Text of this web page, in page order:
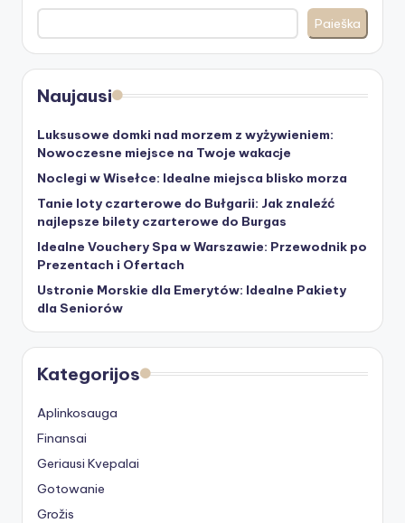
Paieška
Naujausi
Luksusowe domki nad morzem z wyżywieniem:
Nowoczesne miejsce na Twoje wakacje
Noclegi w Wisełce: Idealne miejsca blisko morza
Tanie loty czarterowe do Bułgarii: Jak znaleźć
najlepsze bilety czarterowe do Burgas
Idealne Vouchery Spa w Warszawie: Przewodnik po
Prezentach i Ofertach
Ustronie Morskie dla Emerytów: Idealne Pakiety
dla Seniorów
Kategorijos
Aplinkosauga
Finansai
Geriausi Kvepalai
Gotowanie
Grožis